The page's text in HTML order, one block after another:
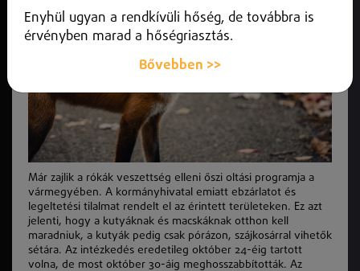
Már zajlik a rókák veszettség elleni őszi oltási programja a
vármegyében. A kormányhivatal emiatt ebzárlatot és
legeltetési tilalmat rendelt el az érintett területeken. Ez azt
jelenti, hogy a kutyáknak és macskáknak otthon kell
maradniuk, a kutyák pedig csak pórázon, szájkosárral vihetők
sétára. Az intézkedés eredetileg október 24-éig tartott
volna, de most október 30-áig meghosszabbították. Az
Enyhül ugyan a rendkívüli hőség, de továbbra is
érvényben marad a hőségriasztás.
Bővebben >>